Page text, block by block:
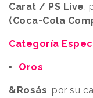
Carat / PS Live,
(Coca-Cola
Categoría
Oros
&Rosás, por su